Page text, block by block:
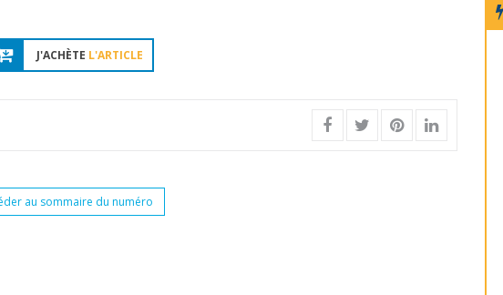
J'ACHÈTE L'ARTICLE
au sommaire du numéro